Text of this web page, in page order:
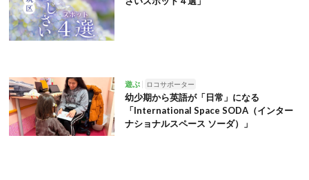
遊ぶ ロコサポーター
幼少期から英語が「日常」になる
「International Space SODA（インター
ナショナルスペース ソーダ）」